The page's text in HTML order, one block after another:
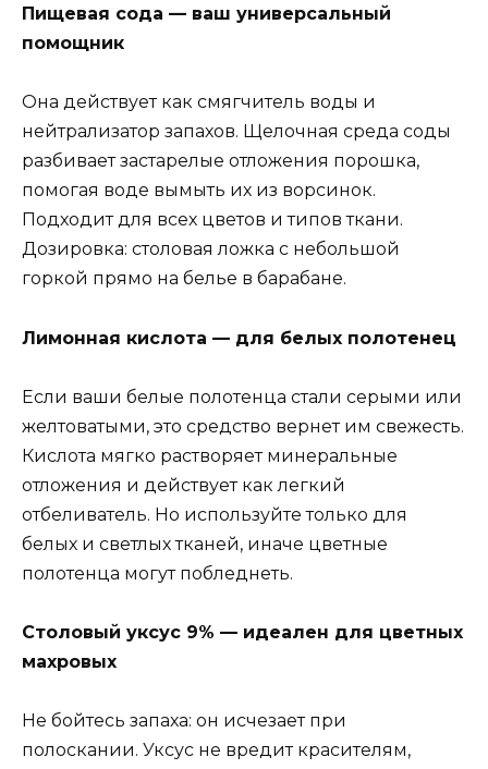
Пищевая сода — ваш универсальный
помощник
Она действует как смягчитель воды и
нейтрализатор запахов. Щелочная среда соды
разбивает застарелые отложения порошка,
помогая воде вымыть их из ворсинок.
Подходит для всех цветов и типов ткани.
Дозировка: столовая ложка с небольшой
горкой прямо на белье в барабане.
Лимонная кислота — для белых полотенец
Если ваши белые полотенца стали серыми или
желтоватыми, это средство вернет им свежесть.
Кислота мягко растворяет минеральные
отложения и действует как легкий
отбеливатель. Но используйте только для
белых и светлых тканей, иначе цветные
полотенца могут побледнеть.
Столовый уксус 9% — идеален для цветных
махровых
Не бойтесь запаха: он исчезает при
полоскании. Уксус не вредит красителям,